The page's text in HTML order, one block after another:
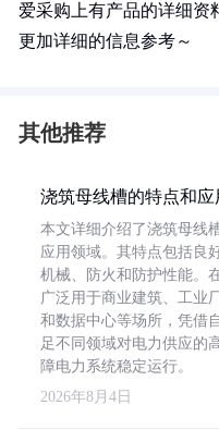
爱采购上有产品的详细资
更加详细的信息参考～
其他推荐
浇筑母线槽的特点和应
本文详细介绍了浇筑母线
应用领域。其特点包括良
机械、防火和防护性能。
广泛用于商业建筑、工业
和数据中心等场所，凭借
足不同领域对电力供应的
障电力系统稳定运行。
2026年8月4日